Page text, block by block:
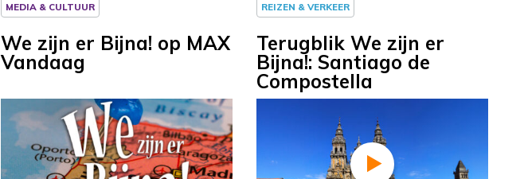
MEDIA & CULTUUR
We zijn er Bijna! op MAX
Vandaag
REIZEN & VERKEER
Terugblik We zijn er
Bijna!: Santiago de
Compostella